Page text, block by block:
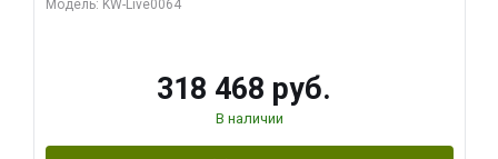
Модель: KW-Live0064
318 468 руб.
В наличии